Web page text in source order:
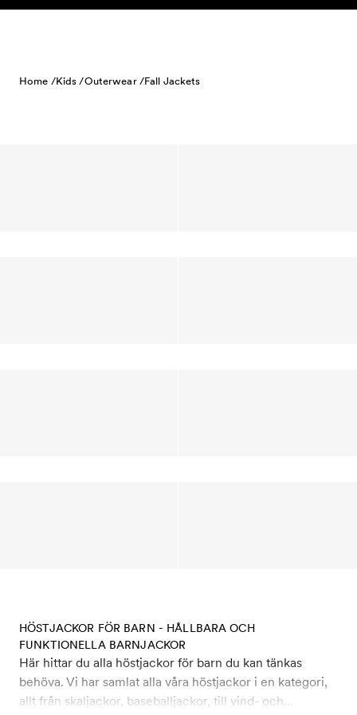
Skip to content
Home /Kids /Outerwear /Fall Jackets
HÖSTJACKOR FÖR BARN - HÅLLBARA OCH
FUNKTIONELLA BARNJACKOR
Här hittar du alla höstjackor för barn du kan tänkas
behöva. Vi har samlat alla våra höstjackor i en kategori,
allt från skaljackor, baseballjackor, till vind- och